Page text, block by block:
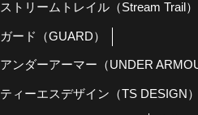
ストリームトレイル（Stream Trail）
ガード（GUARD）
アンダーアーマー（UNDER
ティーエスデザイン（TS DESIGN）